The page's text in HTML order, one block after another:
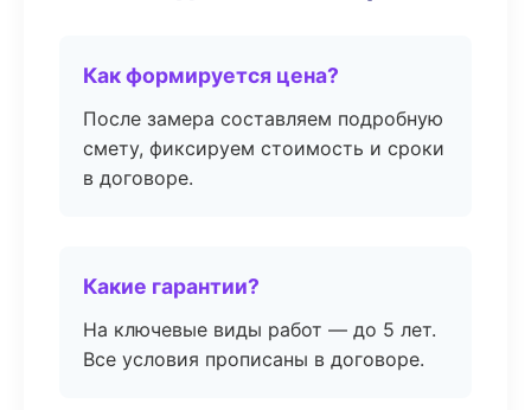
Как формируется цена?
После замера составляем подробную
смету, фиксируем стоимость и сроки
в договоре.
Какие гарантии?
На ключевые виды работ — до 5 лет.
Все условия прописаны в договоре.